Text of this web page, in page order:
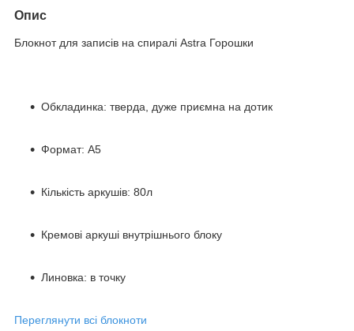
Опис
Блокнот для записів на спиралі Astra Горошки
Обкладинка: тверда, дуже приємна на дотик
Формат: А5
Кількість аркушів: 80л
Кремові аркуші внутрішнього блоку
Линовка: в точку
Переглянути всі блокноти